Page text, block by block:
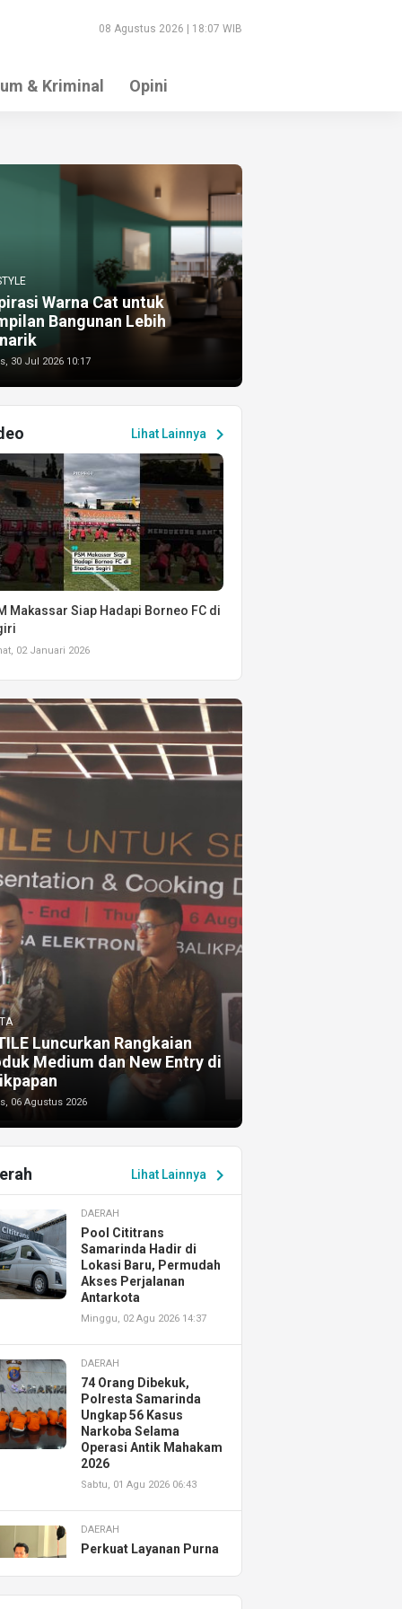
08 Agustus 2026 | 18:07 WIB
& Kriminal Opini
Warna Cat untuk
Bangunan Lebih
30 Jul 2026 10:17
Lihat Lainnya chevron_right
Makassar Siap Hadapi Borneo FC di
02 Januari 2026
Luncurkan Rangkaian
Medium dan New Entry di
06 Agustus 2026
Lihat Lainnya chevron_right
DAERAH
Pool Cititrans
Samarinda Hadir di
Lokasi Baru, Permudah
Akses Perjalanan
Antarkota
Minggu, 02 Agu 2026 14:37
DAERAH
74 Orang Dibekuk,
Polresta Samarinda
Ungkap 56 Kasus
Narkoba Selama
Operasi Antik Mahakam
2026
Sabtu, 01 Agu 2026 06:43
DAERAH
Perkuat Layanan Purna
Resmikan AHASS